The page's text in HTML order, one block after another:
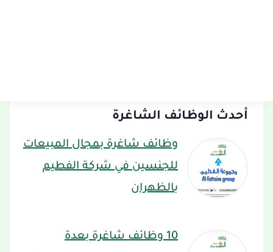
أحدث الوظائف الشاغرة
وظائف شاغرة بمجال المبيعات
للجنسين في شركة الفطيم
بالظهران
10 وظائف شاغرة بعدة